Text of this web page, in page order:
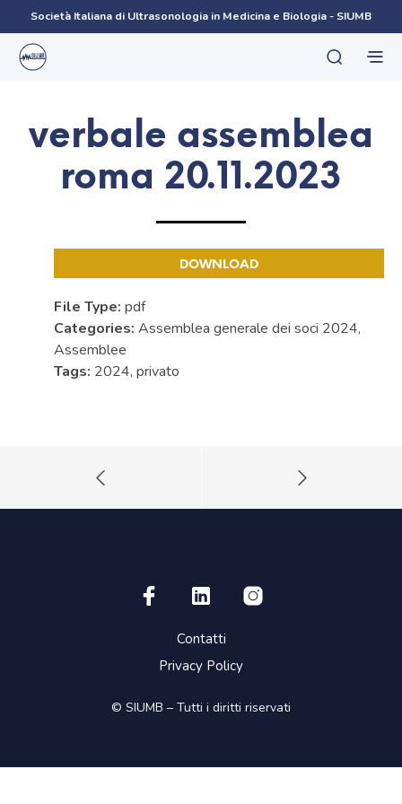
Società Italiana di Ultrasonologia in Medicina e Biologia - SIUMB
verbale assemblea
roma 20.11.2023
DOWNLOAD
File Type: pdf
Categories: Assemblea generale dei soci 2024,
Assemblee
Tags: 2024, privato
Contatti
Privacy Policy
© SIUMB – Tutti i diritti riservati